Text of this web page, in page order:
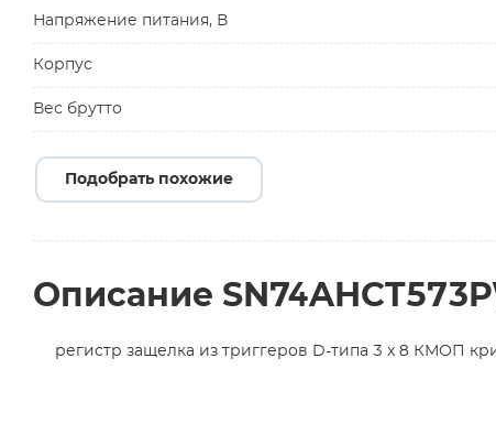
Напряжение питания, В
Корпус
Вес брутто
Подобрать похожие
Описание
регистр защелка из триггеров D-типа 3 x 8 КМОП